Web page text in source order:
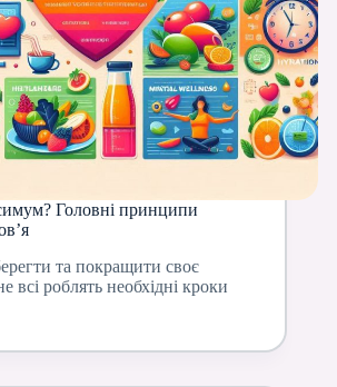
Головні принципи
та покращити своє
всі роблять необхідні кроки